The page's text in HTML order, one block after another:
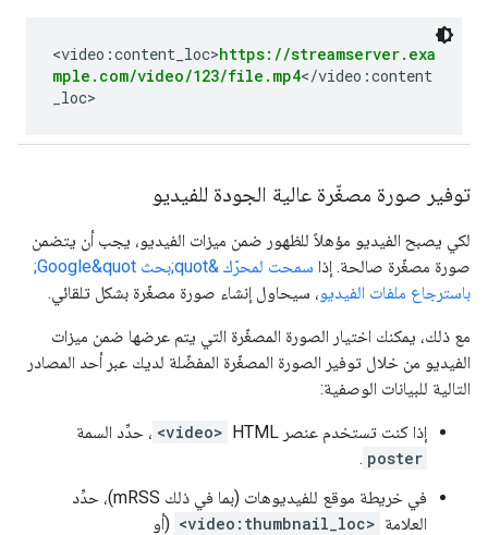
<video:content_loc>https://streamserver.exa
mple.com/video/123/file.mp4</video:content
_loc>
توفير صورة مصغّرة عالية الجودة للفيديو
لكي يصبح الفيديو مؤهلاً للظهور ضمن ميزات الفيديو، يجب أن يتضمن
صورة مصغّرة صالحة. إذا
سمحت لمحرّك &quot;بحث Google&quot;
باسترجاع ملفات الفيديو، سيحاول إنشاء صورة مصغّرة بشكل تلقائي.
مع ذلك، يمكنك اختيار الصورة المصغّرة التي يتم عرضها ضمن ميزات
الفيديو من خلال توفير الصورة المصغّرة المفضّلة لديك عبر أحد المصادر
التالية للبيانات الوصفية:
إذا كنت تستخدم عنصر HTML‏ <video> ، حدِّد السمة
poster
.
في خريطة موقع للفيديوهات (بما في ذلك mRSS)، حدِّد
العلامة <video:thumbnail_loc> (أو